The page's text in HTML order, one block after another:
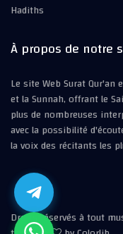
Hadiths
À propos de notre
Le site Web Surat
et la Sunnah, offrant le
plus de nombreuses
avec la possibilité
la voix des récitants les
Droits réservés à tout